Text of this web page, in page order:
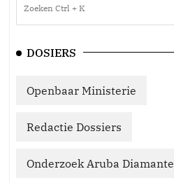
DOSIERS
Openbaar Ministerie
Redactie Dossiers
Onderzoek Aruba Diamante